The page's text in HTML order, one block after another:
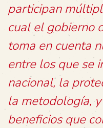
participan
cual el gobierno
toma en cuenta
entre los que se
nacional, la
la metodología,
beneficios que